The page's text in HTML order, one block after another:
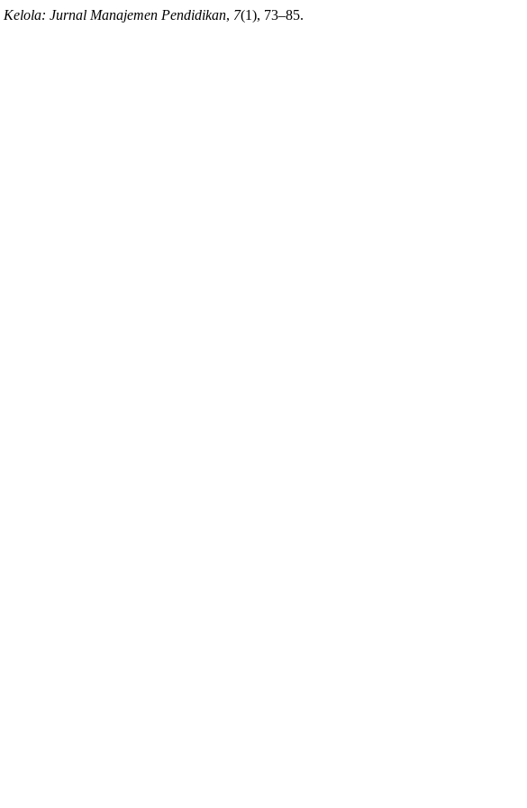
Kelola: Jurnal Manajemen Pendidikan, 7(1), 73–85.